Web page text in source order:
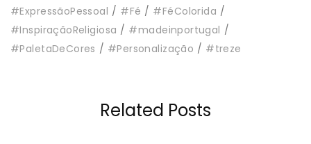
#ExpressãoPessoal #Fé
#FéColorida
#InspiraçãoReligiosa
#madeinportugal
#PaletaDeCores
#Personalização #treze
Related Posts